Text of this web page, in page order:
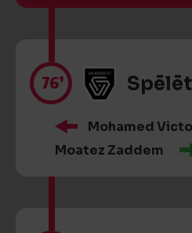
76’
Mohamed
Moatez Zaddem